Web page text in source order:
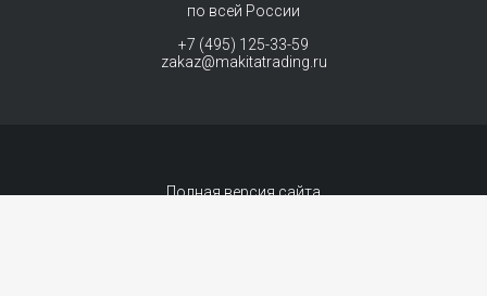
по всей России
+7 (495) 125-33-59
zakaz@makitatrading.ru
Полная версия сайта